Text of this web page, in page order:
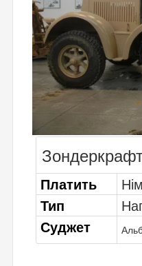
Платить
Тип
Суджет